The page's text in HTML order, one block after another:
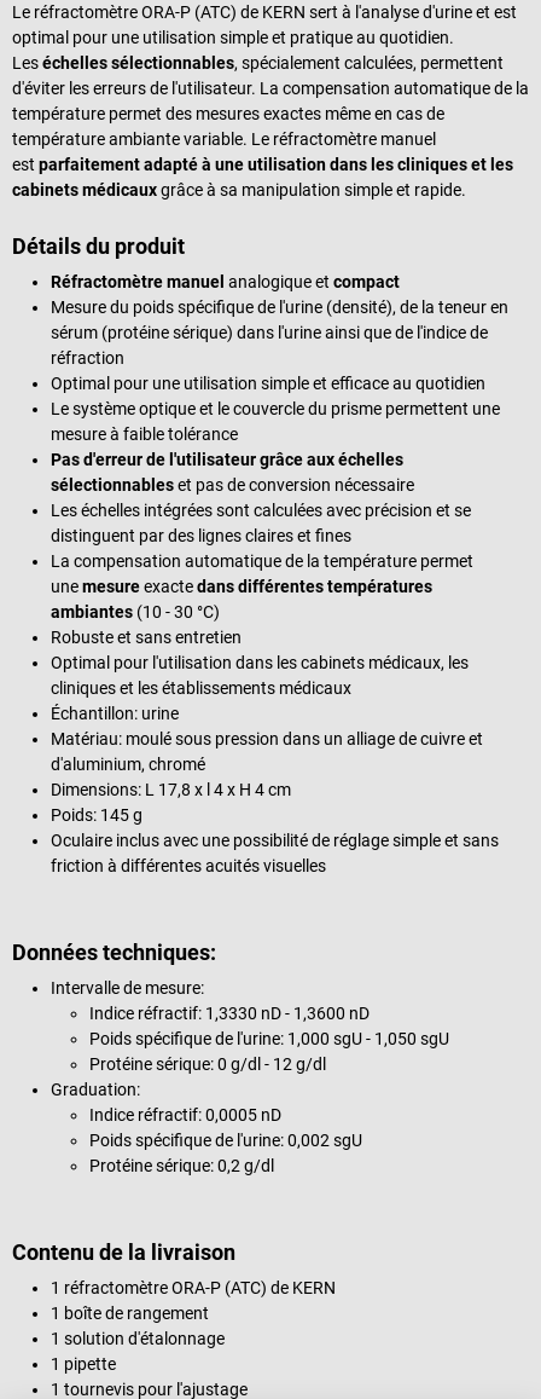
Le réfractomètre ORA-P (ATC) de KERN sert à l'analyse d'urine et est
optimal pour une utilisation simple et pratique au quotidien.
Leséchelles sélectionnables, spécialement calculées, permettent
d'éviter les erreurs de l'utilisateur. La compensation automatique de la
température permet des mesures exactes même en cas de
température ambiante variable. Le réfractomètre manuel
est parfaitement adapté à une utilisation dans les cliniques et les
cabinets médicauxgrâce à sa manipulation simple et rapide.
Détails du produit
Réfractomètre manuel analogique et compact
Mesure du poids spécifique de l'urine (densité), de la teneur en
sérum (protéine sérique) dans l'urine ainsi que de l'indice de
réfraction
Optimal pour une utilisation simple et efficace au quotidien
Le système optique et le couvercle du prisme permettent une
mesure à faible tolérance
Pas d'erreur de l'utilisateur grâce aux échelles
sélectionnableset pas de conversion nécessaire
Les échelles intégrées sont calculées avec précision et se
distinguent par des lignes claires et fines
La compensation automatique de la température permet
unemesureexactedans différentes températures
ambiantes (10 - 30 °C)
Robuste et sans entretien
Optimal pour l'utilisation dans les cabinets médicaux, les
cliniques et les établissements médicaux
Échantillon: urine
Matériau: moulé sous pression dans un alliage de cuivre et
d'aluminium, chromé
Dimensions: L 17,8 x l 4 x H 4 cm
Poids: 145 g
Oculaire inclus avec une possibilité de réglage simple et sans
friction à différentes acuités visuelles
Données techniques:
Intervalle de mesure:
Indice réfractif: 1,3330 nD - 1,3600 nD
Poids spécifique de l'urine: 1,000 sgU - 1,050 sgU
Protéine sérique: 0 g/dl - 12 g/dl
Graduation:
Indice réfractif: 0,0005 nD
Poids spécifique de l'urine: 0,002 sgU
Protéine sérique: 0,2 g/dl
Contenu de la livraison
1 réfractomètre ORA-P (ATC) de KERN
1 boîte de rangement
1 solution d'étalonnage
1 pipette
1 tournevis pour l'ajustage